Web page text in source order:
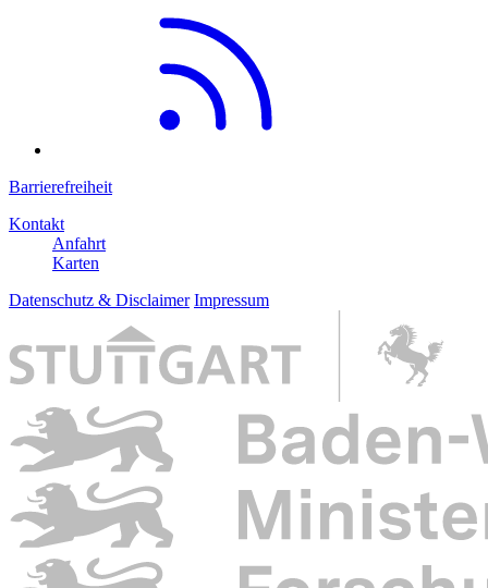
Barrierefreiheit
Kontakt
Anfahrt
Karten
Datenschutz & Disclaimer Impressum